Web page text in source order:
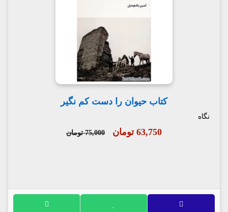
کتاب حیوان را دست کم نگیر
نگاه
63,750 تومان 75,000 تومان